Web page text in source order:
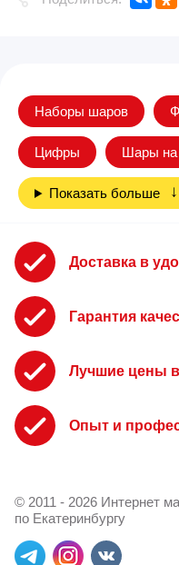
Наборы шаров
Цифры Шары на
Показать больше
Доставка в
Гарантия
Лучшие цены
Опыт и
© 2011 - 2026 Интернет
по Екатеринбургу